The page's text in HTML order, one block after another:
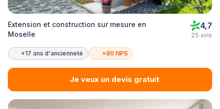
Extension et construction sur mesure en
Moselle
4,7
25 avis
+17 ans d'ancienneté +80 NPS
Je veux un devis gratuit